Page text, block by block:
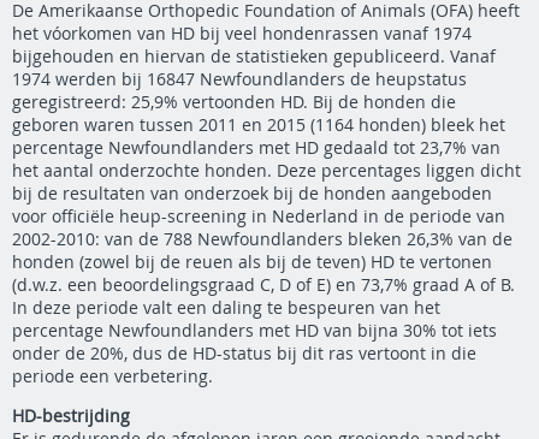
De Amerikaanse Orthopedic Foundation of Animals (OFA) heeft
het vóorkomen van HD bij veel hondenrassen vanaf 1974
bijgehouden en hiervan de statistieken gepubliceerd. Vanaf
1974 werden bij 16847 Newfoundlanders de heupstatus
geregistreerd: 25,9% vertoonden HD. Bij de honden die
geboren waren tussen 2011 en 2015 (1164 honden) bleek het
percentage Newfoundlanders met HD gedaald tot 23,7% van
het aantal onderzochte honden. Deze percentages liggen dicht
bij de resultaten van onderzoek bij de honden aangeboden
voor officiële heup-screening in Nederland in de periode van
2002-2010: van de 788 Newfoundlanders bleken 26,3% van de
honden (zowel bij de reuen als bij de teven) HD te vertonen
(d.w.z. een beoordelingsgraad C, D of E) en 73,7% graad A of B.
In deze periode valt een daling te bespeuren van het
percentage Newfoundlanders met HD van bijna 30% tot iets
onder de 20%, dus de HD-status bij dit ras vertoont in die
periode een verbetering.
HD-bestrijding